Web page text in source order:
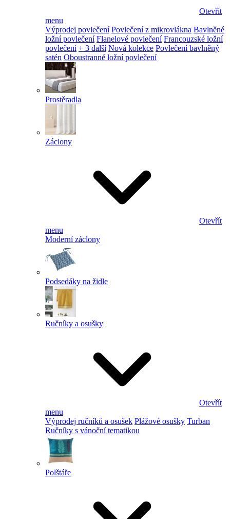
Otevřít
menu
Výprodej povlečení Povlečení z mikrovlákna Bavlněné
ložní povlečení Flanelové povlečení Francouzské ložní
povlečení + 3 další Nová kolekce Povlečení bavlněný
satén Oboustranné ložní povlečení
Prostěradla
Záclony
Otevřít
menu
Moderní záclony
Podsedáky na židle
Ručníky a osušky
Otevřít
menu
Výprodej ručníků a osušek Plážové osušky Turban
Ručníky s vánoční tematikou
Polštáře